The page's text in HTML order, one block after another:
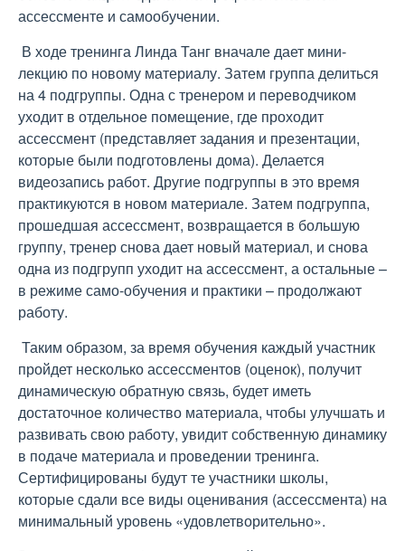
ассессменте и самообучении.
В ходе тренинга Линда Танг вначале дает мини-
лекцию по новому материалу. Затем группа делиться
на 4 подгруппы. Одна с тренером и переводчиком
уходит в отдельное помещение, где проходит
ассессмент (представляет задания и презентации,
которые были подготовлены дома). Делается
видеозапись работ. Другие подгруппы в это время
практикуются в новом материале. Затем подгруппа,
прошедшая ассессмент, возвращается в большую
группу, тренер снова дает новый материал, и снова
одна из подгрупп уходит на ассессмент, а остальные –
в режиме само-обучения и практики – продолжают
работу.
Таким образом, за время обучения каждый участник
пройдет несколько ассессментов (оценок), получит
динамическую обратную связь, будет иметь
достаточное количество материала, чтобы улучшать и
развивать свою работу, увидит собственную динамику
в подаче материала и проведении тренинга.
Сертифицированы будут те участники школы,
которые сдали все виды оценивания (ассессмента) на
минимальный уровень «удовлетворительно».